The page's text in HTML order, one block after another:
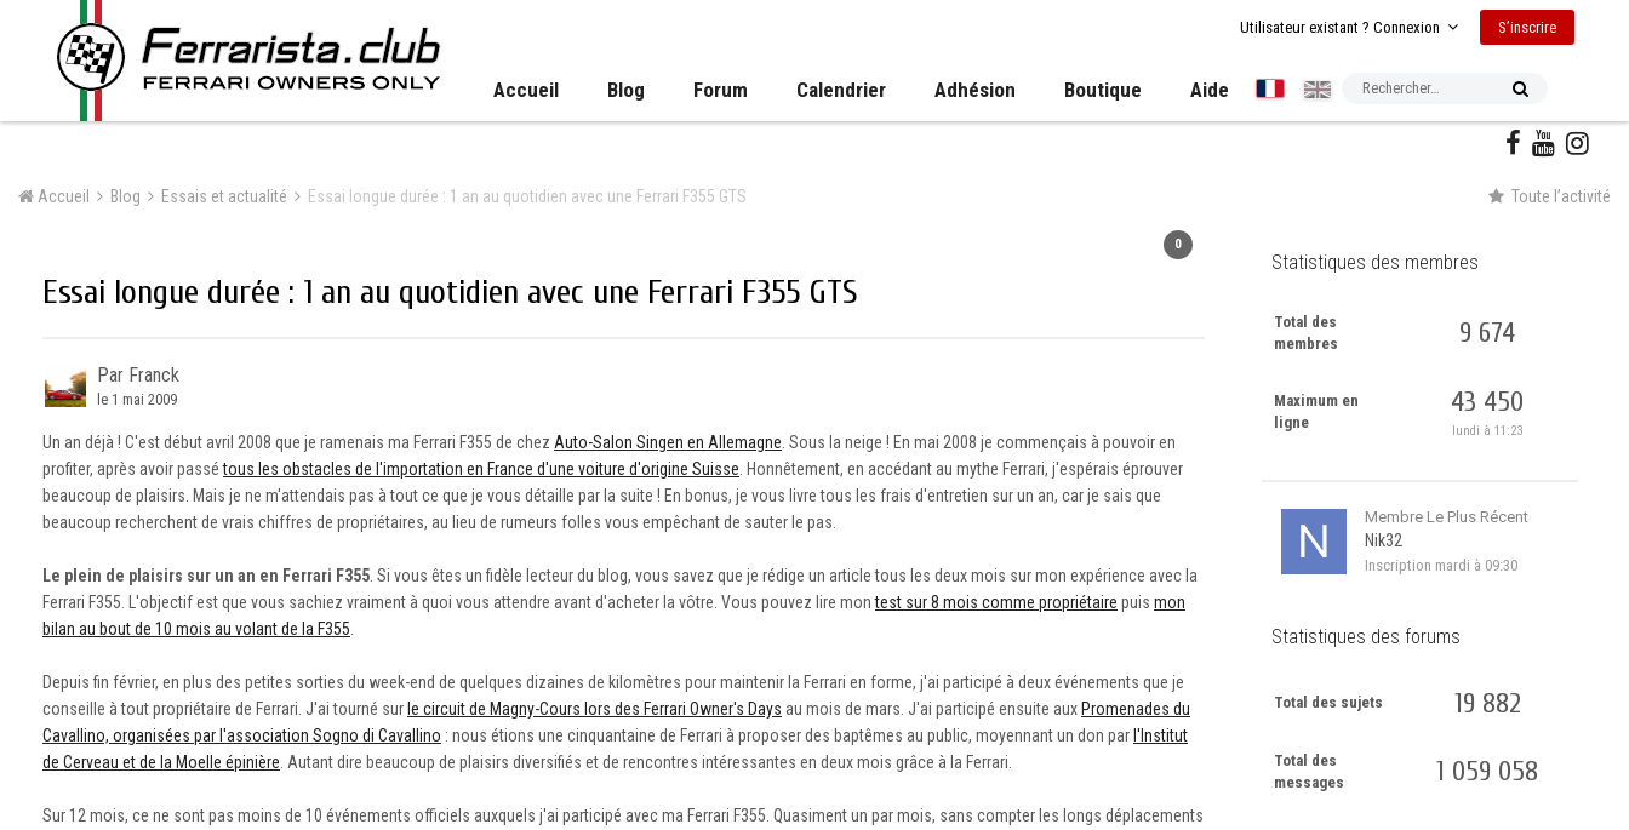
Utilisateur existant ? Connexion S’inscrire
Accueil Blog Forum Calendrier Adhésion Boutique Aide
Toute l’activité
Accueil Blog Essais et actualité Essai longue durée : 1 an au quotidien avec une Ferrari F355 GTS
0
Essai longue durée : 1 an au quotidien avec une Ferrari F355 GTS
Par Franck
le 1 mai 2009
Un an déjà ! C'est début avril 2008 que je ramenais ma Ferrari F355 de chez Auto-Salon Singen en Allemagne . Sous la neige ! En mai 2008 je commençais à pouvoir en
profiter, après avoir passétous les obstacles de l'importation en France d'une voiture d'origine Suisse . Honnêtement, en accédant au mythe Ferrari, j'espérais éprouver
beaucoup de plaisirs. Mais je ne m'attendais pas à tout ce que je vous détaille par la suite ! En bonus, je vous livre tous les frais d'entretien sur un an, car je sais que
beaucoup recherchent de vrais chiffres de propriétaires, au lieu de rumeurs folles vous empêchant de sauter le pas.
Le plein de plaisirs sur un an en Ferrari F355 . Si vous êtes un fidèle lecteur du blog, vous savez que je rédige un article tous les deux mois sur mon expérience avec la
Ferrari F355. L'objectif est que vous sachiez vraiment à quoi vous attendre avant d'acheter la vôtre. Vous pouvez lire montest sur 8 mois comme propriétaire puis mon
bilan au bout de 10 mois au volant de la F355
Depuis fin février, en plus des petites sorties du week-end de quelques dizaines de kilomètres pour maintenir la Ferrari en forme, j'ai participé à deux événements que je
conseille à tout propriétaire de Ferrari. J'ai tourné surle circuit de Magny-Cours lors des Ferrari Owner's Days au mois de mars. J'ai participé ensuite auxPromenades du
Cavallino, organisées par l'association Sogno di Cavallino : nous étions une cinquantaine de Ferrari à proposer des baptêmes au public, moyennant un don parl'Institut
de Cerveau et de la Moelle épinière . Autant dire beaucoup de plaisirs diversifiés et de rencontres intéressantes en deux mois grâce à la Ferrari.
Sur 12 mois, ce ne sont pas moins de 10 événements officiels auxquels j'ai participé avec ma Ferrari F355. Quasiment un par mois, sans compter les longs déplacements
Statistiques des membres
Total des
membres
9 674
Maximum en
ligne
43 450
lundi à 11:23
Membre Le Plus Récent
Nik32
Inscription mardi à 09:30
Statistiques des forums
Total des sujets 19 882
Total des
messages
1 059 058